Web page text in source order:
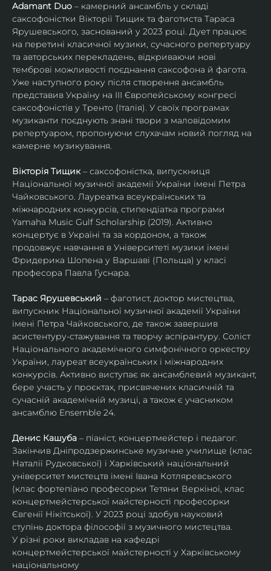
Adamant Duo – камерний ансамбль у складі
саксофоністки Вікторії Тищик та фаготиста Тараса
Ярушевського, заснований у 2023 році. Дует працює
на перетині класичної музики, сучасного репертуару
та авторських перекладень, відкриваючи нові
темброві можливості поєднання саксофона й фагота.
Уже наступного року після створення ансамбль
представив Україну на ІІІ Європейському конгресі
саксофоністів у Тренто (Італія). У своїх програмах
музиканти поєднують знані твори з маловідомим
репертуаром, пропонуючи слухачам новий погляд на
камерне музикування.
Вікторія Тищик – саксофоністка, випускниця
Національної музичної академії України імені Петра
Чайковського. Лауреатка всеукраїнських та
міжнародних конкурсів, стипендіатка програми
Yamaha Music Gulf Scholarship (2019). Активно
концертує в Україні та за кордоном, а також
продовжує навчання в Університеті музики імені
Фридерика Шопена у Варшаві (Польща) у класі
професора Павла Гуснара.
Тарас Ярушевський – фаготист, доктор мистецтва,
випускник Національної музичної академії України
імені Петра Чайковського, де також завершив
асистентуру-стажування та творчу аспірантуру. Соліст
Національного академічного симфонічного оркестру
України, лауреат всеукраїнських і міжнародних
конкурсів. Активно виступає як ансамблевий музикант,
бере участь у проєктах, присвячених класичній та
сучасній академічній музиці, а також є учасником
ансамблю Ensemble 24.
Денис Кашуба – піаніст, концертмейстер і педагог.
Закінчив Дніпродзержинське музичне училище (клас
Наталії Рудковської) і Харківський національний
університет мистецтв імені Івана Котляревського
(клас фортепіано професорки Тетяни Веркіної, клас
концертмейстерської майстерності професорки
Євгенії Нікітської). У 2023 році здобув науковий
ступінь доктора філософії з музичного мистецтва.
У різні роки викладав на кафедрі
концертмейстерської майстерності у Харківському
національному